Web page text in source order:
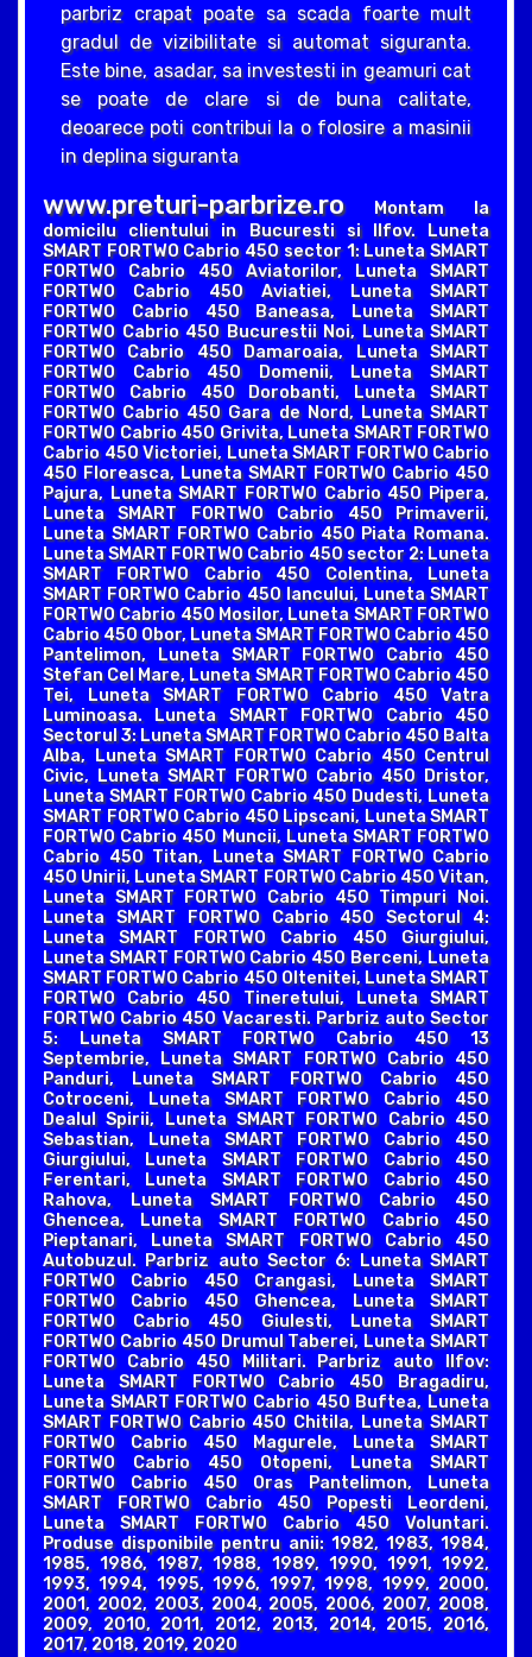
parbriz crapat poate sa scada foarte mult
gradul de vizibilitate si automat siguranta.
Este bine, asadar, sa investesti in geamuri cat
se poate de clare si de buna calitate,
deoarece poti contribui la o folosire a masinii
in deplina siguranta
www.preturi-parbrize.roMontam la
domicilu clientului in Bucuresti si Ilfov. Luneta
SMART FORTWO Cabrio 450 sector 1: Luneta SMART
FORTWO Cabrio 450 Aviatorilor, Luneta SMART
FORTWO Cabrio 450 Aviatiei, Luneta SMART
FORTWO Cabrio 450 Baneasa, Luneta SMART
FORTWO Cabrio 450 Bucurestii Noi, Luneta SMART
FORTWO Cabrio 450 Damaroaia, Luneta SMART
FORTWO Cabrio 450 Domenii, Luneta SMART
FORTWO Cabrio 450 Dorobanti, Luneta SMART
FORTWO Cabrio 450 Gara de Nord, Luneta SMART
FORTWO Cabrio 450 Grivita, Luneta SMART FORTWO
Cabrio 450 Victoriei, Luneta SMART FORTWO Cabrio
450 Floreasca, Luneta SMART FORTWO Cabrio 450
Pajura, Luneta SMART FORTWO Cabrio 450 Pipera,
Luneta SMART FORTWO Cabrio 450 Primaverii,
Luneta SMART FORTWO Cabrio 450 Piata Romana.
Luneta SMART FORTWO Cabrio 450 sector 2: Luneta
SMART FORTWO Cabrio 450 Colentina, Luneta
SMART FORTWO Cabrio 450 Iancului, Luneta SMART
FORTWO Cabrio 450 Mosilor, Luneta SMART FORTWO
Cabrio 450 Obor, Luneta SMART FORTWO Cabrio 450
Pantelimon, Luneta SMART FORTWO Cabrio 450
Stefan Cel Mare, Luneta SMART FORTWO Cabrio 450
Tei, Luneta SMART FORTWO Cabrio 450 Vatra
Luminoasa. Luneta SMART FORTWO Cabrio 450
Sectorul 3: Luneta SMART FORTWO Cabrio 450 Balta
Alba, Luneta SMART FORTWO Cabrio 450 Centrul
Civic, Luneta SMART FORTWO Cabrio 450 Dristor,
Luneta SMART FORTWO Cabrio 450 Dudesti, Luneta
SMART FORTWO Cabrio 450 Lipscani, Luneta SMART
FORTWO Cabrio 450 Muncii, Luneta SMART FORTWO
Cabrio 450 Titan, Luneta SMART FORTWO Cabrio
450 Unirii, Luneta SMART FORTWO Cabrio 450 Vitan,
Luneta SMART FORTWO Cabrio 450 Timpuri Noi.
Luneta SMART FORTWO Cabrio 450 Sectorul 4:
Luneta SMART FORTWO Cabrio 450 Giurgiului,
Luneta SMART FORTWO Cabrio 450 Berceni, Luneta
SMART FORTWO Cabrio 450 Oltenitei, Luneta SMART
FORTWO Cabrio 450 Tineretului, Luneta SMART
FORTWO Cabrio 450 Vacaresti. Parbriz auto Sector
5: Luneta SMART FORTWO Cabrio 450 13
Septembrie, Luneta SMART FORTWO Cabrio 450
Panduri, Luneta SMART FORTWO Cabrio 450
Cotroceni, Luneta SMART FORTWO Cabrio 450
Dealul Spirii, Luneta SMART FORTWO Cabrio 450
Sebastian, Luneta SMART FORTWO Cabrio 450
Giurgiului, Luneta SMART FORTWO Cabrio 450
Ferentari, Luneta SMART FORTWO Cabrio 450
Rahova, Luneta SMART FORTWO Cabrio 450
Ghencea, Luneta SMART FORTWO Cabrio 450
Pieptanari, Luneta SMART FORTWO Cabrio 450
Autobuzul. Parbriz auto Sector 6: Luneta SMART
FORTWO Cabrio 450 Crangasi, Luneta SMART
FORTWO Cabrio 450 Ghencea, Luneta SMART
FORTWO Cabrio 450 Giulesti, Luneta SMART
FORTWO Cabrio 450 Drumul Taberei, Luneta SMART
FORTWO Cabrio 450 Militari. Parbriz auto Ilfov:
Luneta SMART FORTWO Cabrio 450 Bragadiru,
Luneta SMART FORTWO Cabrio 450 Buftea, Luneta
SMART FORTWO Cabrio 450 Chitila, Luneta SMART
FORTWO Cabrio 450 Magurele, Luneta SMART
FORTWO Cabrio 450 Otopeni, Luneta SMART
FORTWO Cabrio 450 Oras Pantelimon, Luneta
SMART FORTWO Cabrio 450 Popesti Leordeni,
Luneta SMART FORTWO Cabrio 450 Voluntari.
Produse disponibile pentru anii: 1982, 1983, 1984,
1985, 1986, 1987, 1988, 1989, 1990, 1991, 1992,
1993, 1994, 1995, 1996, 1997, 1998, 1999, 2000,
2001, 2002, 2003, 2004, 2005, 2006, 2007, 2008,
2009, 2010, 2011, 2012, 2013, 2014, 2015, 2016,
2017, 2018, 2019, 2020